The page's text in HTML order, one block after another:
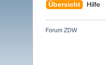
Übersicht Hilfe
Forum ZDW